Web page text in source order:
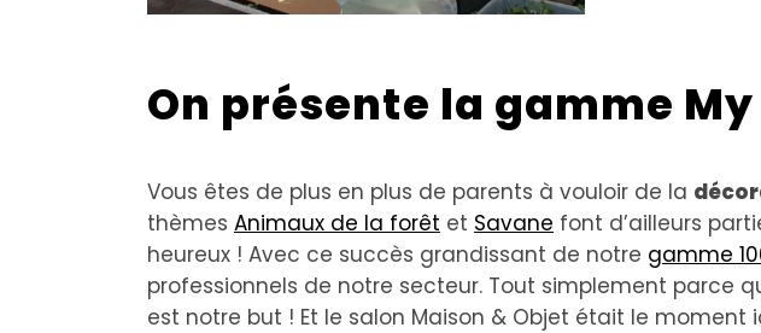
On présente la gamme
Vous êtes de plus en plus de parents à vouloir de la
thèmes Animaux de la forêt et Savane font d’ailleurs
heureux ! Avec ce succès grandissant de notre gamme
professionnels de notre secteur. Tout simplement parce
est notre but ! Et le salon Maison & Objet était le moment